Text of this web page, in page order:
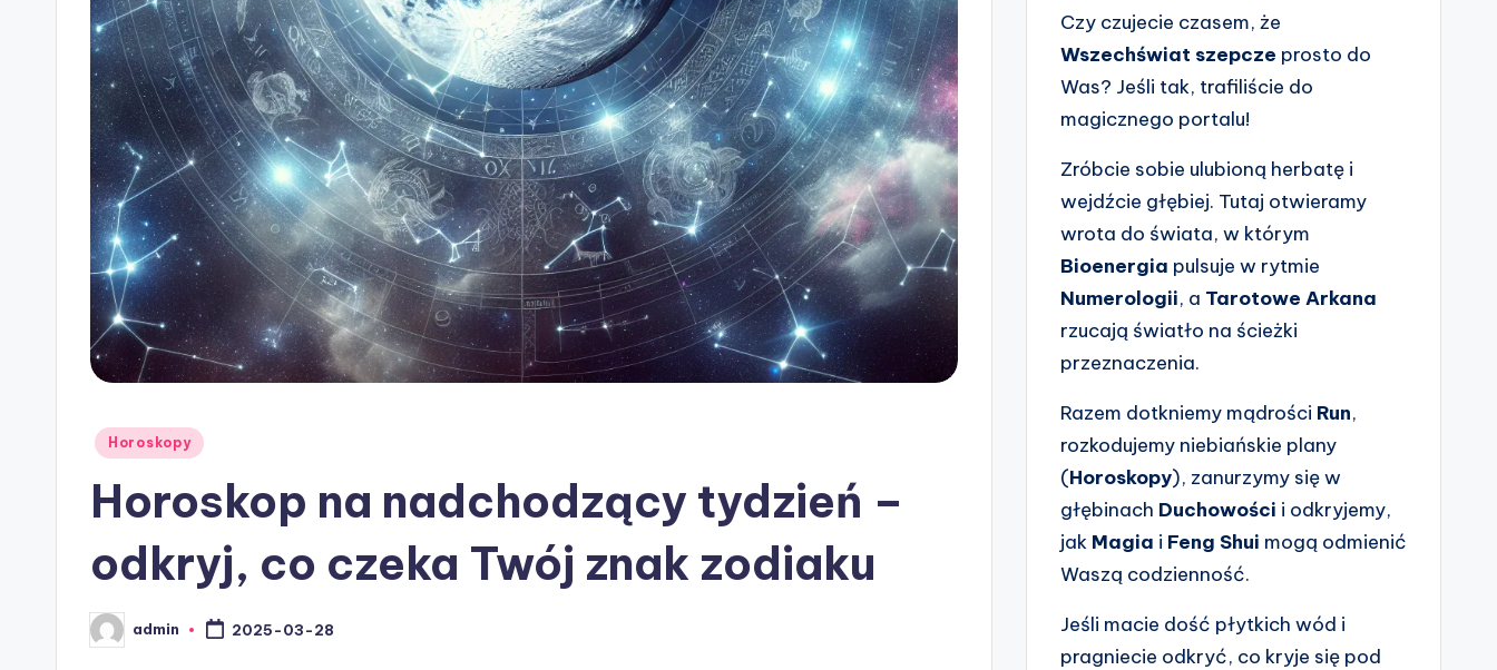
Posted
Horoskopy
Horoskop na nadchodzący tydzień –
odkryj, co czeka Twój znak zodiaku
Posted
by
admin 2025-03-28
Czy czujecie czasem, że
Wszechświat szepcze prosto do
Was? Jeśli tak, trafiliście do
magicznego portalu!
Zróbcie sobie ulubioną herbatę i
wejdźcie głębiej. Tutaj otwieramy
wrota do świata, w którym
Bioenergia pulsuje w rytmie
Numerologii, a Tarotowe Arkana
rzucają światło na ścieżki
przeznaczenia.
Razem dotkniemy mądrości Run,
rozkodujemy niebiańskie plany
(Horoskopy), zanurzymy się w
głębinach Duchowości i odkryjemy,
jak Magia i Feng Shui mogą odmienić
Waszą codzienność.
Jeśli macie dość płytkich wód i
pragniecie odkryć, co kryje się pod